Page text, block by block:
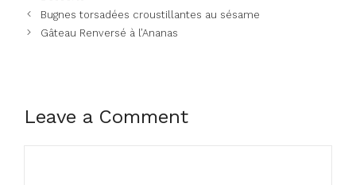
Bugnes torsadées croustillantes au sésame
Gâteau Renversé à l’Ananas
Leave a Comment